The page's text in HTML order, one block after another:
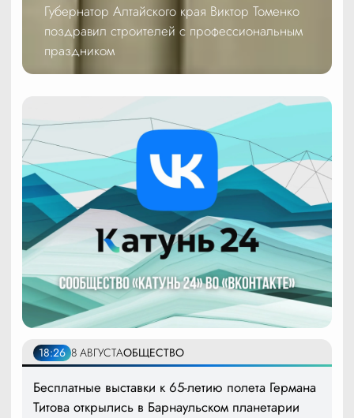
Губернатор Алтайского края Виктор Томенко
поздравил строителей с профессиональным
праздником
18:26 8 АВГУСТАОБЩЕСТВО
Бесплатные выставки к 65-летию полета Германа
Титова открылись в Барнаульском планетарии